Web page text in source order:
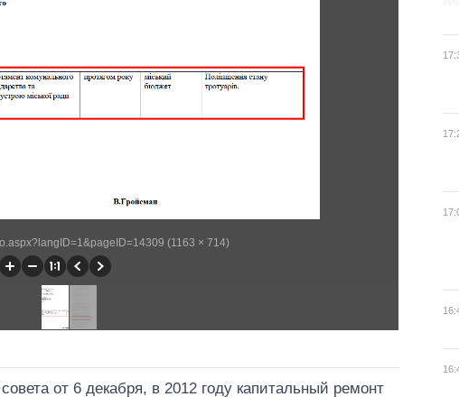
(1163 × 714)
от 6 декабря, в 2012 году капитальный ремонт